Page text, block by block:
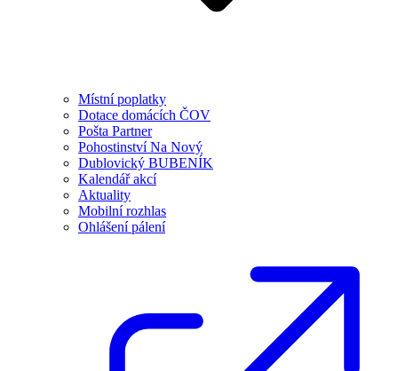
Místní poplatky
Dotace domácích ČOV
Pošta Partner
Pohostinství Na Nový
Dublovický BUBENÍK
Kalendář akcí
Aktuality
Mobilní rozhlas
Ohlášení pálení